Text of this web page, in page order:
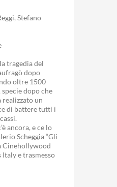
Stefano
tragedia del
dopo
oltre 1500
dopo che
realizzato un
di battere tutti i
ancora, e ce lo
Scheggia “Gli
Cinehollywood
e trasmesso